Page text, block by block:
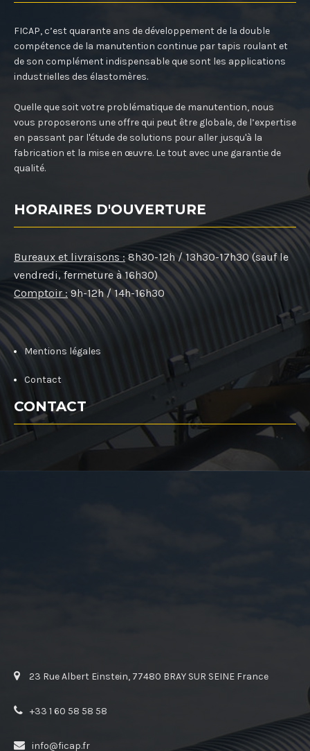
FICAP, c’est quarante ans de développement de la double
compétence de la manutention continue par tapis roulant et
de son complément indispensable que sont les applications
industrielles des élastomères.
Quelle que soit votre problématique de manutention, nous
vous proposerons une offre qui peut être globale, de l’expertise
en passant par l'étude de solutions pour aller jusqu'à la
fabrication et la mise en œuvre. Le tout avec une garantie de
qualité.
HORAIRES D'OUVERTURE
Bureaux et livraisons : 8h30-12h / 13h30-17h30 (sauf le
vendredi, fermeture à 16h30)
Comptoir : 9h-12h / 14h-16h30
Mentions légales
Contact
CONTACT
23 Rue Albert Einstein, 77480 BRAY SUR SEINE France
+33 1 60 58 58 58
info@ficap.fr